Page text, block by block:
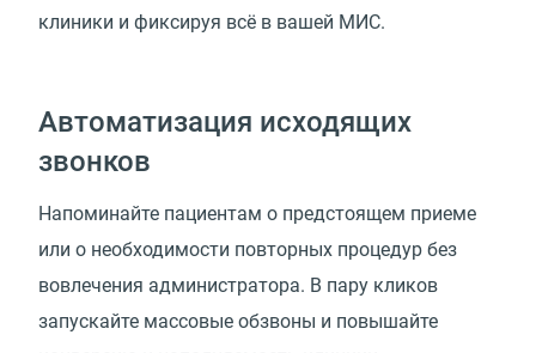
клиники и фиксируя всё в вашей МИС.
Автоматизация исходящих
звонков
Напоминайте пациентам о предстоящем приеме
или о необходимости повторных процедур без
вовлечения администратора. В пару кликов
запускайте массовые обзвоны и повышайте